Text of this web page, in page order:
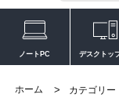
ノートPC デスクトッ
ホーム > カテゴリー